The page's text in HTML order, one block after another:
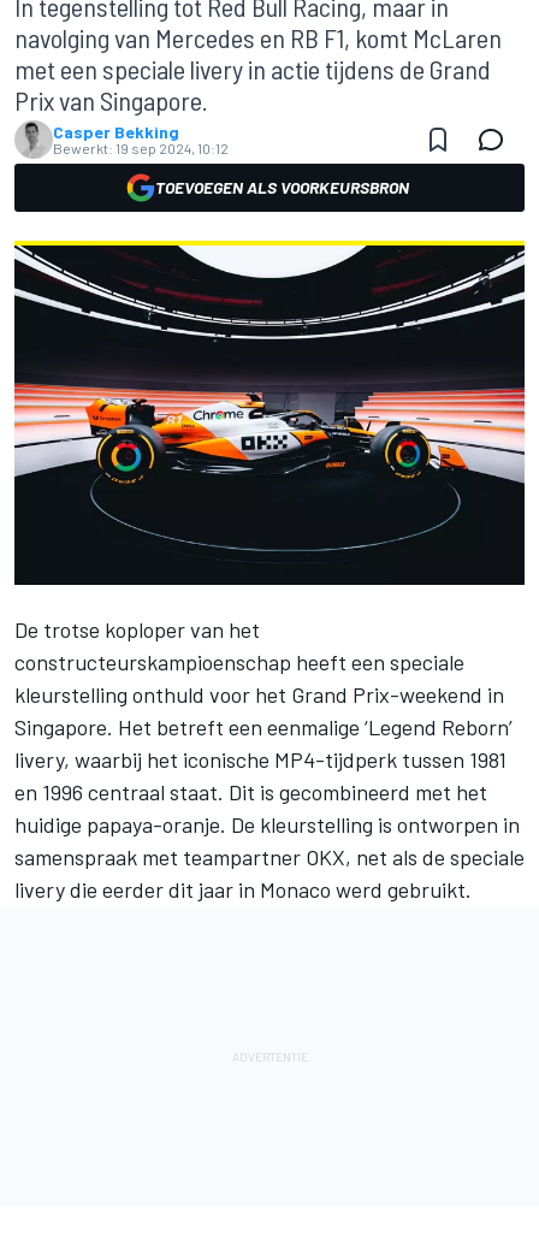
navolging van Mercedes en RB F1, komt McLaren
met een speciale livery in actie tijdens de Grand
Prix van Singapore.
Casper Bekking
Bewerkt: 19 sep 2024, 10:12
TOEVOEGEN ALS VOORKEURSBRON
De trotse koploper van het
constructeurskampioenschap heeft een speciale
kleurstelling onthuld voor het Grand Prix-weekend in
Singapore. Het betreft een eenmalige ‘Legend Reborn’
livery, waarbij het iconische MP4-tijdperk tussen 1981
en 1996 centraal staat. Dit is gecombineerd met het
huidige papaya-oranje. De kleurstelling is ontworpen in
samenspraak met teampartner OKX, net als de speciale
livery die eerder dit jaar in Monaco werd gebruikt.